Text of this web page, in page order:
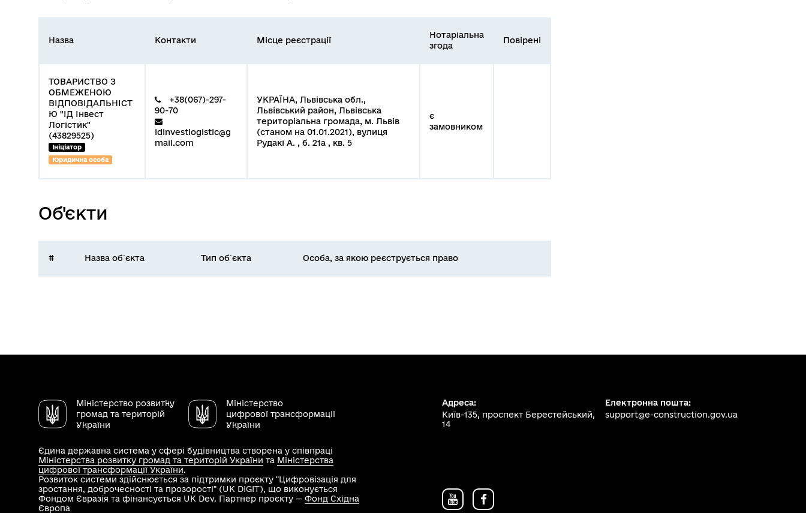
Назва Контакти Місце реєстрації
Нотаріальна
згода
Повірені
ТОВАРИСТВО З
ОБМЕЖЕНОЮ
ВІДПОВІДАЛЬНІСТ
Ю "ІД Інвест
Логістик"
(43829525)
Ініціатор
Юридична особа
+38(067)-297-
90-70
idinvestlogistic@g
mail.com
УКРАЇНА, Львівська обл.,
Львівський район, Львівська
територіальна громада, м. Львів
(станом на 01.01.2021), вулиця
Рудакі А. , б. 21а , кв. 5
є
замовником
Об'єкти
# Назва об`єкта Тип об`єкта Особа, за якою реєструється право
Міністерство розвитку
громад та територій
України
Міністерство
цифрової трансформації
України
Єдина державна система у сфері будівництва створена у співпраці
Міністерства розвитку громад та територій України та Міністерства
цифрової трансформації України.
Розвиток системи здійснюється за підтримки проєкту "Цифровізація для
зростання, доброчесності та прозорості" (UK DIGIT), що виконується
Фондом Євразія та фінансується UK Dev. Партнер проєкту — Фонд Східна
Європа
Адреса:
Київ-135, проспект Берестейський,
14
Електронна пошта:
support@e-construction.gov.ua